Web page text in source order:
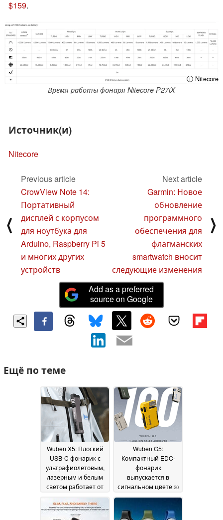
$159.
ⓘ Nitecore
Время работы фонаря Nitecore P27iX
Источник(и)
Nitecore
⟨
Previous article
CrowView Note 14:
Портативный
дисплей с корпусом
для ноутбука для
Arduino, Raspberry Pi 5
и многих других
устройств
Next article
Garmin: Новое
обновление
программного
обеспечения для
флагманских
smartwatch вносит
следующие изменения
⟩
Add as a preferred
source on Google
Ещё по теме
Wuben X5: Плоский
USB-C фонарик с
ультрафиолетовым,
лазерным и белым
светом работает от
сменного
аккумулятора или
батареек ААА
Wuben G5:
Компактный EDC-
фонарик
выпускается в
сигнальном цвете 20
May 2026